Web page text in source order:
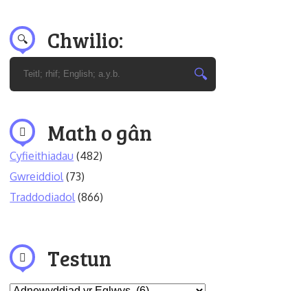
Chwilio:
Math o gân
Cyfieithiadau (482)
Gwreiddiol (73)
Traddodiadol (866)
Testun